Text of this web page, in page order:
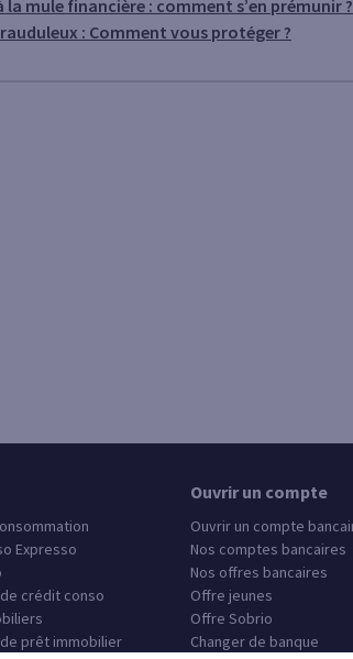
la mule financière : comment s’en prémunir ?
: Comment vous protéger ?
Expresso
crédit conso
prêt immobilier
Ouvrir un compte
Ouvrir un compte
Nos comptes bancaires
Nos offres bancaires
Offre jeunes
Offre Sobrio
Changer de banque